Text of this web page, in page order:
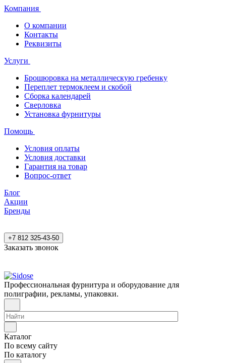
Компания
О компании
Контакты
Реквизиты
Услуги
Брошюровка на металлическую гребенку
Переплет термоклеем и скобой
Сборка календарей
Сверловка
Установка фурнитуры
Помощь
Условия оплаты
Условия доставки
Гарантия на товар
Вопрос-ответ
Блог
Акции
Бренды
+7 812 325-43-50
Заказать звонок
Профессиональная фурнитура и оборудование для
полиграфии, рекламы, упаковки.
Каталог
По всему сайту
По каталогу